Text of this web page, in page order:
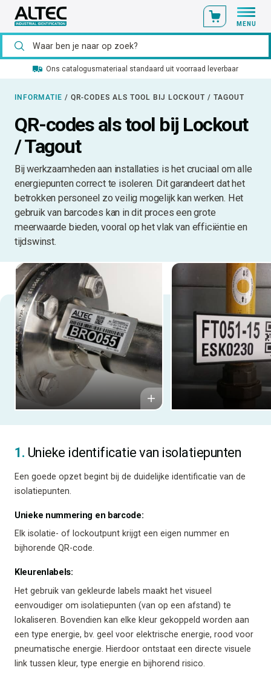
MENU
Ons catalogusmateriaal standaard uit voorraad leverbaar
INFORMATIE / QR-CODES ALS TOOL BIJ LOCKOUT / TAGOUT
QR-codes als tool bij Lockout
/ Tagout
Bij werkzaamheden aan installaties is het cruciaal om alle
energiepunten correct te isoleren. Dit garandeert dat het
betrokken personeel zo veilig mogelijk kan werken. Het
gebruik van barcodes kan in dit proces een grote
meerwaarde bieden, vooral op het vlak van efficiëntie en
tijdswinst.
1. Unieke identificatie van isolatiepunten
Een goede opzet begint bij de duidelijke identificatie van de
isolatiepunten.
Unieke nummering en barcode:
Elk isolatie- of lockoutpunt krijgt een eigen nummer en
bijhorende QR-code.
Kleurenlabels:
Het gebruik van gekleurde labels maakt het visueel
eenvoudiger om isolatiepunten (van op een afstand) te
lokaliseren. Bovendien kan elke kleur gekoppeld worden aan
een type energie, bv. geel voor elektrische energie, rood voor
pneumatische energie. Hierdoor ontstaat een directe visuele
link tussen kleur, type energie en bijhorend risico.